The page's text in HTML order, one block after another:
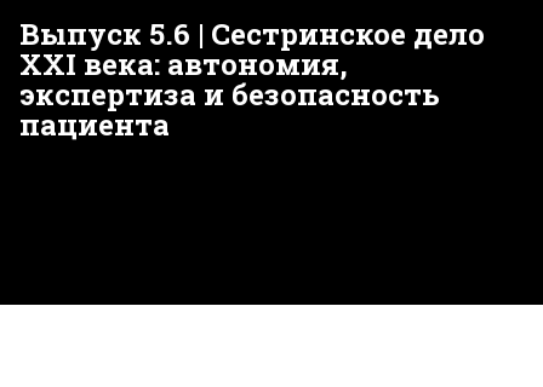
Выпуск 5.6 | Сестринское дело
XXI века: автономия,
экспертиза и безопасность
пациента